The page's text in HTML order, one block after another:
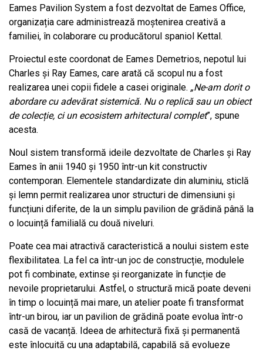
Eames Pavilion System a fost dezvoltat de Eames Office,
organizația care administrează moștenirea creativă a
familiei, în colaborare cu producătorul spaniol Kettal.
Proiectul este coordonat de Eames Demetrios, nepotul lui
Charles și Ray Eames, care arată că scopul nu a fost
realizarea unei copii fidele a casei originale. „Ne-am dorit o
abordare cu adevărat sistemică. Nu o replică sau un obiect
de colecție, ci un ecosistem arhitectural complet”, spune
acesta.
Noul sistem transformă ideile dezvoltate de Charles și Ray
Eames în anii 1940 și 1950 într-un kit constructiv
contemporan. Elementele standardizate din aluminiu, sticlă
și lemn permit realizarea unor structuri de dimensiuni și
funcțiuni diferite, de la un simplu pavilion de grădină până la
o locuință familială cu două niveluri.
Poate cea mai atractivă caracteristică a noului sistem este
flexibilitatea. La fel ca într-un joc de construcție, modulele
pot fi combinate, extinse și reorganizate în funcție de
nevoile proprietarului. Astfel, o structură mică poate deveni
în timp o locuință mai mare, un atelier poate fi transformat
într-un birou, iar un pavilion de grădină poate evolua într-o
casă de vacanță. Ideea de arhitectură fixă și permanentă
este înlocuită cu una adaptabilă, capabilă să evolueze